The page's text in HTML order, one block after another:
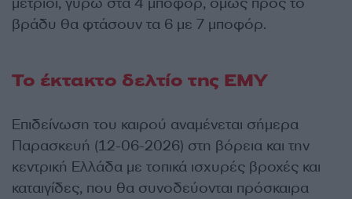
βράδυ θα φτάσουν τα 6 με 7 μποφόρ.
Το έκτακτο δελτίο της ΕΜΥ
Επιδείνωση του καιρού αναμένεται σήμερα
Παρασκευή (12-06-2026) στη βόρεια και την
κεντρική Ελλάδα με τοπικά ισχυρές βροχές και
καταιγίδες, που θα συνοδεύονται πρόσκαιρα